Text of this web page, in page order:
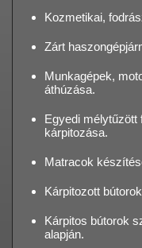
Kozmetikai,
Zárt
Munkagépek,
áthúzása.
Egyedi mélytűzött
kárpitozása.
Matracok
Kárpitozott
Kárpitos bútorok
alapján.